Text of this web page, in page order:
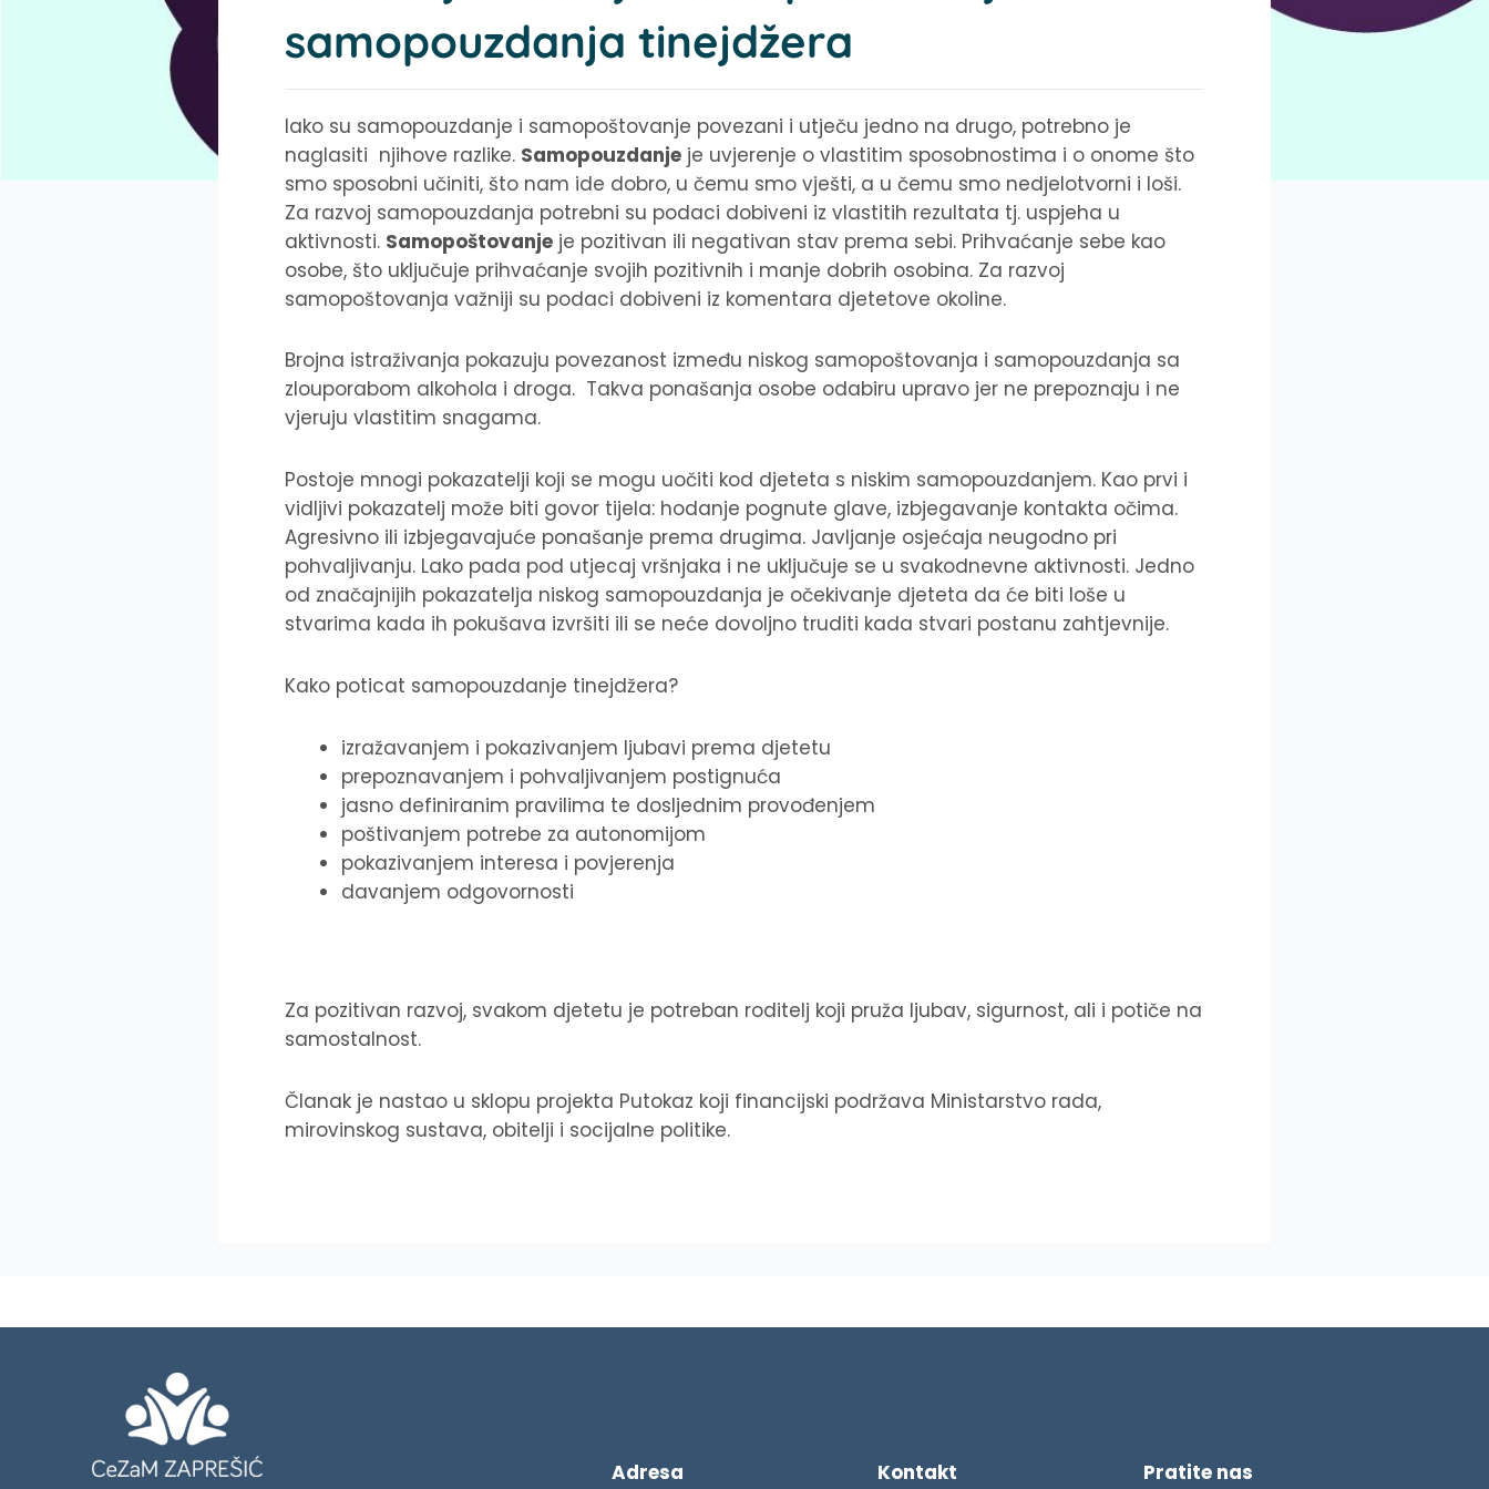
samopouzdanja tinejdžera
Iako su samopouzdanje i samopoštovanje povezani i utječu jedno na drugo, potrebno je
naglasiti njihove razlike. Samopouzdanje je uvjerenje o vlastitim sposobnostima i o onome što
smo sposobni učiniti, što nam ide dobro, u čemu smo vješti, a u čemu smo nedjelotvorni i loši.
Za razvoj samopouzdanja potrebni su podaci dobiveni iz vlastitih rezultata tj. uspjeha u
aktivnosti. Samopoštovanje je pozitivan ili negativan stav prema sebi. Prihvaćanje sebe kao
osobe, što uključuje prihvaćanje svojih pozitivnih i manje dobrih osobina. Za razvoj
samopoštovanja važniji su podaci dobiveni iz komentara djetetove okoline.
Brojna istraživanja pokazuju povezanost između niskog samopoštovanja i samopouzdanja sa
zlouporabom alkohola i droga. Takva ponašanja osobe odabiru upravo jer ne prepoznaju i ne
vjeruju vlastitim snagama.
Postoje mnogi pokazatelji koji se mogu uočiti kod djeteta s niskim samopouzdanjem. Kao prvi i
vidljivi pokazatelj može biti govor tijela: hodanje pognute glave, izbjegavanje kontakta očima.
Agresivno ili izbjegavajuće ponašanje prema drugima. Javljanje osjećaja neugodno pri
pohvaljivanju. Lako pada pod utjecaj vršnjaka i ne uključuje se u svakodnevne aktivnosti. Jedno
od značajnijih pokazatelja niskog samopouzdanja je očekivanje djeteta da će biti loše u
stvarima kada ih pokušava izvršiti ili se neće dovoljno truditi kada stvari postanu zahtjevnije.
Kako poticat samopouzdanje tinejdžera?
izražavanjem i pokazivanjem ljubavi prema djetetu
prepoznavanjem i pohvaljivanjem postignuća
jasno definiranim pravilima te dosljednim provođenjem
poštivanjem potrebe za autonomijom
pokazivanjem interesa i povjerenja
davanjem odgovornosti
Za pozitivan razvoj, svakom djetetu je potreban roditelj koji pruža ljubav, sigurnost, ali i potiče na
samostalnost.
Članak je nastao u sklopu projekta Putokaz koji financijski podržava Ministarstvo rada,
mirovinskog sustava, obitelji i socijalne politike.
Adresa Kontakt Pratite nas